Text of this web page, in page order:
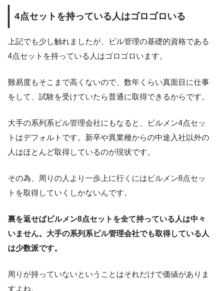
4点セットを持っている人はゴロゴロいる
上記でも少し触れましたが、ビル管理の基礎的資格である
4点セットを持っている人はゴロゴロいます。
難易度もそこまで高くないので、数年くらい真面目に仕事
をして、試験を受けていたら普通に取得できるからです。
大手の系列系ビル管理会社にもなると、ビルメン4点セッ
トはデフォルトです。新卒や異業種からの中途入社以外の
人はほとんど取得しているのが現状です。
その為、周りの人より一歩上に行くにはビルメン8点セッ
トを取得していくしかないんです。
裏を返せばビルメン8点セットを全て持っている人は中々
いません。大手の系列系ビル管理会社でも取得している人
は少数派です。
周りが持っていないということはそれだけで価値がありま
すよね。